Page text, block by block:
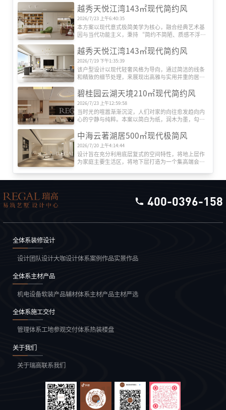
氛围灯带，实现收纳与仪式感的平衡；客餐厨采用
兼作社交与操作界面，玻璃移门可灵活切换开放 / 封
闭模式。
越秀天悦江湾143㎡现代简约风
2026/7/23 上午6:40:35
本方案以现代意式极简美学为核心，融合经典艺术基
因与当代功能主义，秉持 “简约不简陋、质感不浮
韵，打造兼具理性秩序与温润质感的居住空间。
越秀天悦江湾143㎡现代简约风
2026/7/19 下午1:35:39
该户型设计以现代轻奢风格为导向，通过简洁的线条
和精致的细节处理，来展现出高雅与实用并重的居住
厨房无缝连接，营造出宽敞通透的生活区域。客厅
息，又不失时尚感。
碧桂园云湖天境210㎡现代简约风
2026/7/23 上午12:59:58
当时光的喧嚣渐渐沉淀，人们对家的向往愈发趋向内
心的宁静与纯粹。本案以简白为纸，润木为墨，勾勒
中海云著湖居500㎡现代极简风
2026/7/20 上午4:14:44
设计旨在充分利用底层复式的空间特性，将地上层作
为家庭主要生活区，将地下层打造为一个集高端会
400-0396-158
全体系装修设计
设计团队设计大咖设计体系案例作品实景作品
全体系主材产品
机电设备软装产品辅材体系主材产品主材严选
全体系施工交付
管理体系工地参观交付体系热装楼盘
关于我们
关于瑞高联系我们